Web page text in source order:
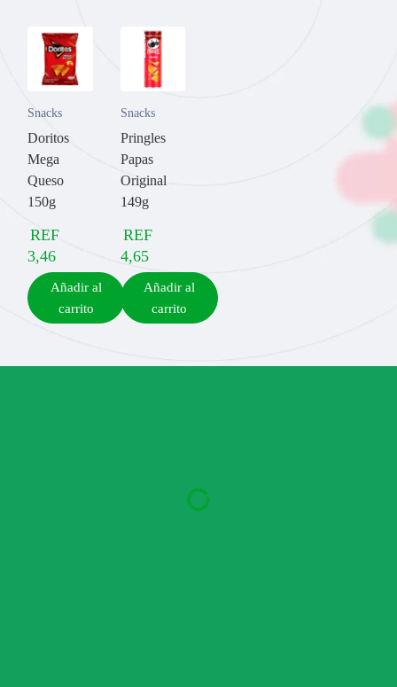
Snacks
Doritos
Mega
Queso
150g
REF
3,46
Añadir al
carrito
Snacks
Pringles
Papas
Original
149g
REF
4,65
Añadir al
carrito